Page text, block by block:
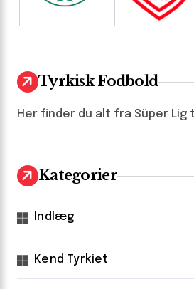
Tyrkisk Fodbold
Her finder du alt fra Süper Lig
Kategorier
Indlæg
Kend Tyrkiet